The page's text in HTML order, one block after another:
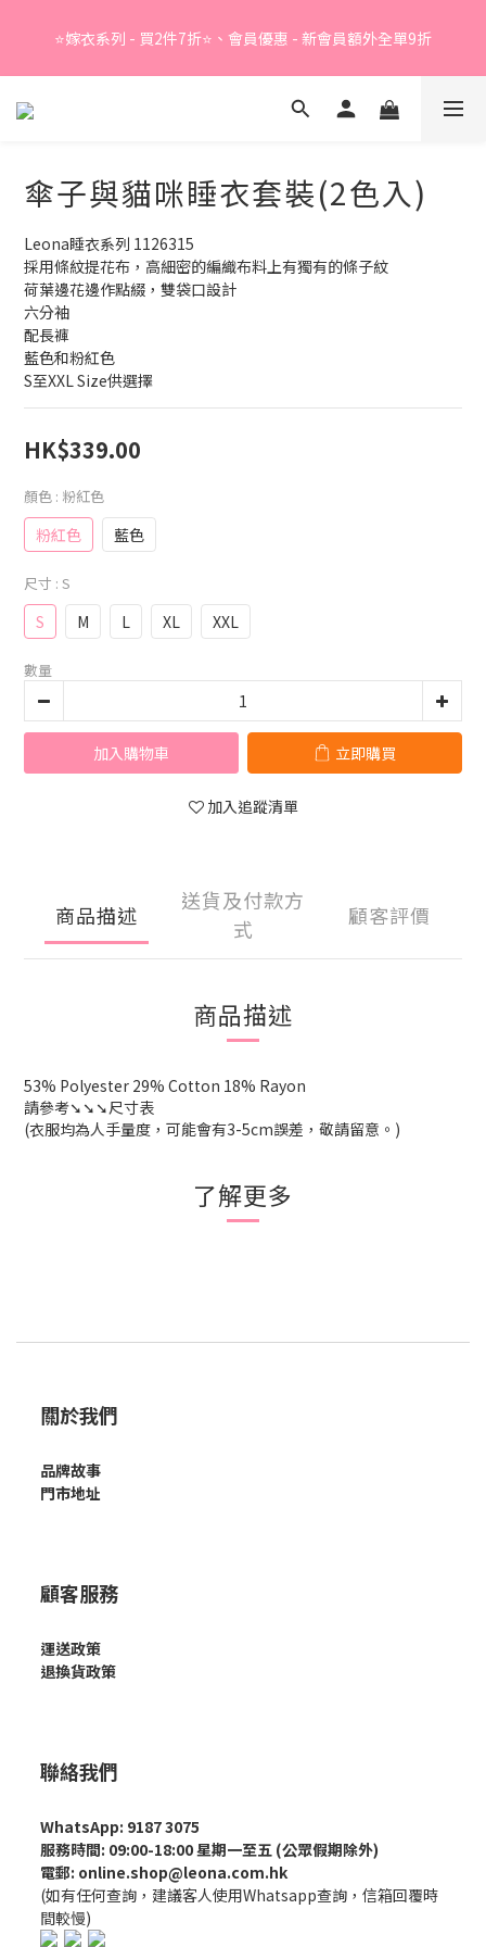
⭐嫁衣系列 - 買2件7折⭐、會員優惠 - 新會員額外全單9折
Summer Sale - 精選睡衣買2件折❤️
傘子與貓咪睡衣套裝(2色入)
Leona睡衣系列 1126315
採用條紋提花布，高細密的編織布料上有獨有的條子紋
荷葉邊花邊作點綴，雙袋口設計
六分袖
配長褲
藍色和粉紅色
S至XXL Size供選擇
HK$339.00
顏色 : 粉紅色
粉紅色 藍色
尺寸 : S
S M L XL XXL
數量
加入購物車 立即購買
加入追蹤清單
商品描述
送貨及付款方
式
顧客評價
商品描述
53% Polyester 29% Cotton 18% Rayon
請參考➘➘➘尺寸表
(衣服均為人手量度，可能會有3-5cm誤差，敬請留意。)
了解更多
關於我們
品牌故事
門市地址
顧客服務
運送政策
退換貨政策
聯絡我們
WhatsApp: 9187 3075
服務時間: 09:00-18:00 星期一至五 (公眾假期除外)
電郵: online.shop@leona.com.hk
(如有任何查詢，建議客人使用Whatsapp查詢，信箱回覆時
間較慢)